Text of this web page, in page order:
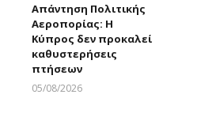
Απάντηση Πολιτικής
Αεροπορίας: Η
Κύπρος δεν προκαλεί
καθυστερήσεις
πτήσεων
05/08/2026